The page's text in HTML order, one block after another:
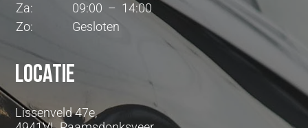
Za:
09:00 – 14:00
Zo:
Gesloten
Locatie
Lissenveld 47e,